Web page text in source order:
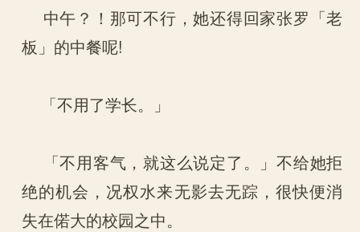
中午？！那可不行，她还得回家张罗「老
板」的中餐呢!
「不用了学长。」
「不用客气，就这么说定了。」不给她拒
绝的机会，况权水来无影去无踪，很快便消
失在偌大的校园之中。